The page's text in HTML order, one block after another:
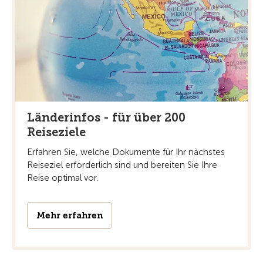
Länderinfos - für über 200
Reiseziele
Erfahren Sie, welche Dokumente für Ihr nächstes
Reiseziel erforderlich sind und bereiten Sie Ihre
Reise optimal vor.
Mehr erfahren